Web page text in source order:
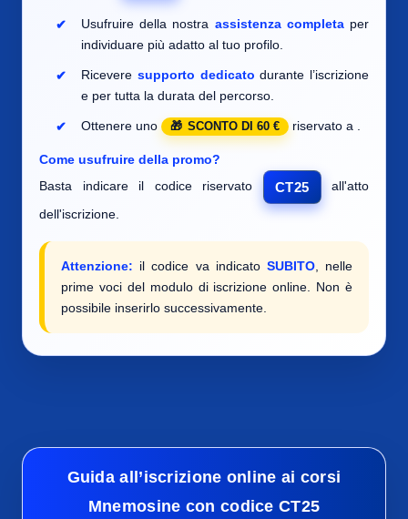
Usufruire della nostra assistenza completaper
individuare più adatto al tuo profilo.
Ricevere supporto dedicato durante l’iscrizione
e per tutta la durata del percorso.
Ottenere uno SCONTO DI 60 € riservato a
Come usufruire della promo?
Basta indicare il codice riservato
CT25
all'atto
dell'iscrizione.
Attenzione: il codice va indicato SUBITO, nelle
prime voci del modulo di iscrizione online. Non è
possibile inserirlo successivamente.
Guida all’iscrizione online ai corsi
Mnemosine con codice CT25